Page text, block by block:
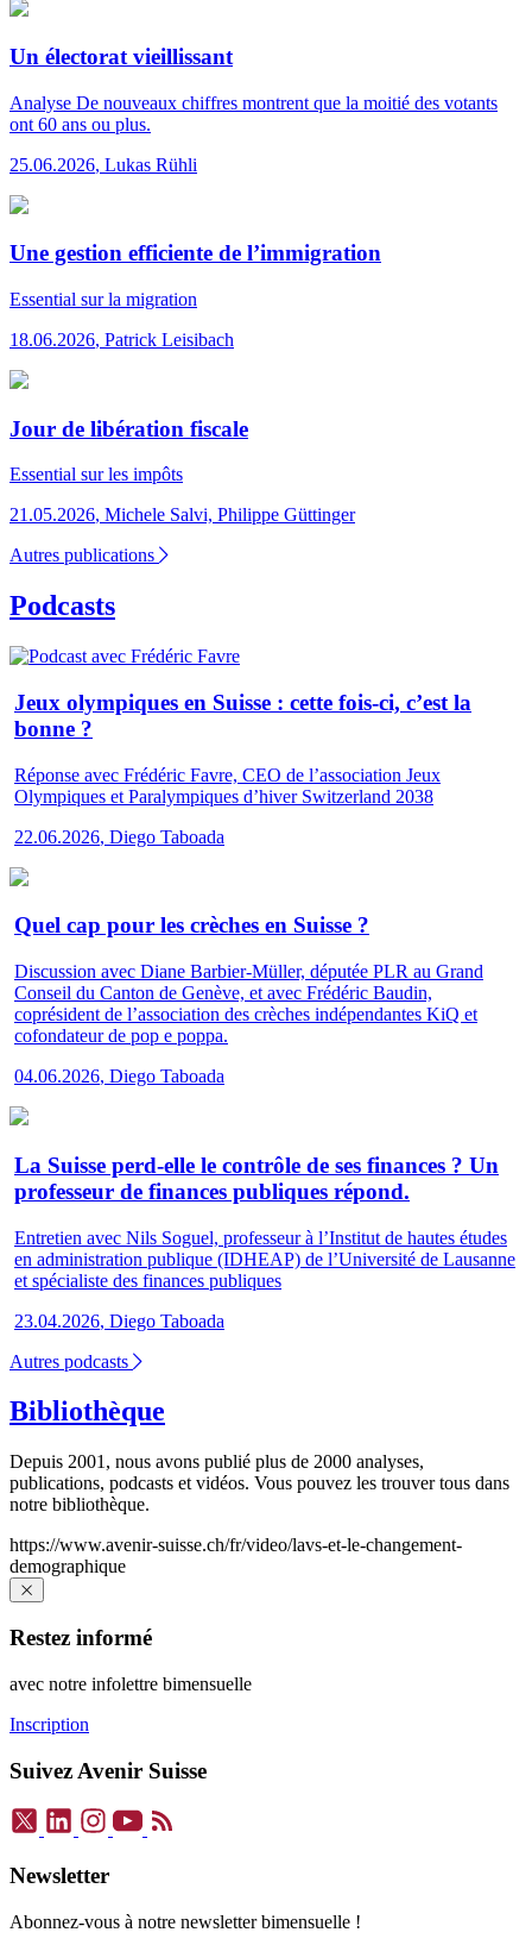
Un électorat vieillissant
Analyse De nouveaux chiffres montrent que la moitié des votants
ont 60 ans ou plus.
25.06.2026, Lukas Rühli
Une gestion efficiente de l’immigration
Essential sur la migration
18.06.2026, Patrick Leisibach
Jour de libération fiscale
Essential sur les impôts
21.05.2026, Michele Salvi, Philippe Güttinger
Autres publications
Podcasts
Jeux olympiques en Suisse : cette fois-ci, c’est la
bonne ?
Réponse avec Frédéric Favre, CEO de l’association Jeux
Olympiques et Paralympiques d’hiver Switzerland 2038
22.06.2026, Diego Taboada
Quel cap pour les crèches en Suisse ?
Discussion avec Diane Barbier-Müller, députée PLR au Grand
Conseil du Canton de Genève, et avec Frédéric Baudin,
coprésident de l’association des crèches indépendantes KiQ et
cofondateur de pop e poppa.
04.06.2026, Diego Taboada
La Suisse perd-elle le contrôle de ses finances ? Un
professeur de finances publiques répond.
Entretien avec Nils Soguel, professeur à l’Institut de hautes études
en administration publique (IDHEAP) de l’Université de Lausanne
et spécialiste des finances publiques
23.04.2026, Diego Taboada
Autres podcasts
Bibliothèque
Depuis 2001, nous avons publié plus de 2000 analyses,
publications, podcasts et vidéos. Vous pouvez les trouver tous dans
notre bibliothèque.
https://www.avenir-suisse.ch/fr/video/lavs-et-le-changement-
demographique
Restez informé
avec notre infolettre bimensuelle
Inscription
Suivez Avenir Suisse
Newsletter
Abonnez-vous à notre newsletter bimensuelle !